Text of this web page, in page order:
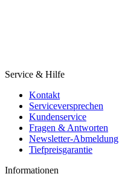
Service & Hilfe
Kontakt
Serviceversprechen
Kundenservice
Fragen & Antworten
Newsletter-Abmeldung
Tiefpreisgarantie
Informationen